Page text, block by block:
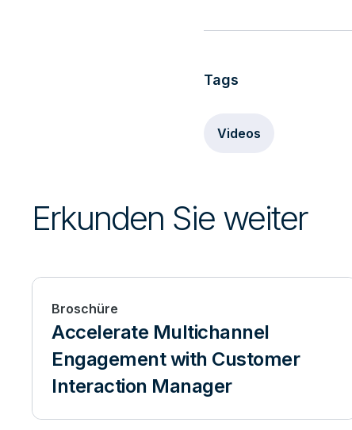
Tags
Videos
Erkunden Sie weiter
Broschüre
Accelerate Multichannel
Engagement with Customer
Interaction Manager